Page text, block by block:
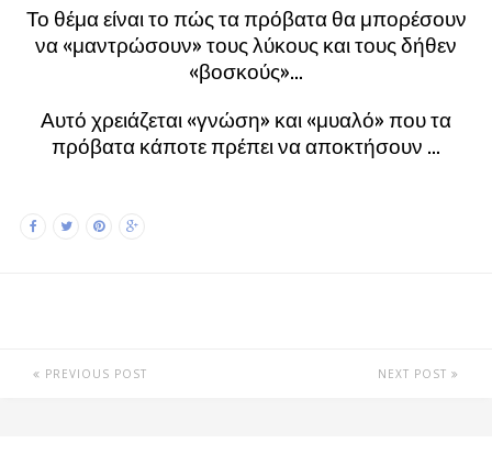
Το θέμα είναι το πώς τα πρόβατα θα μπορέσουν
να «μαντρώσουν» τους λύκους και τους δήθεν
«βοσκούς»…
Αυτό χρειάζεται «γνώση» και «μυαλό» που τα
πρόβατα κάποτε πρέπει να αποκτήσουν …
PREVIOUS POST NEXT POST